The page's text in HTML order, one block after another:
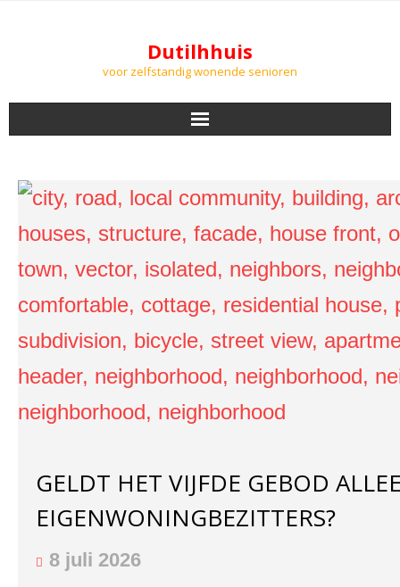
Dutilhhuis
voor zelfstandig wonende senioren
BEWONERS
DOWNLOADS
PODCASTS
AGENDA
LUCHTKWALITEIT
GELDT HET VIJFDE GEBOD
EIGENWONINGBEZITTERS?
8 juli 2026